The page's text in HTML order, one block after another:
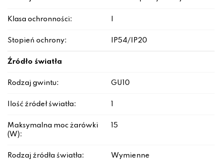
Klasa ochronności:
Stopień ochrony: IP54/IP20
Źródło światła
Rodzaj gwintu: GU10
Ilość źródeł światła:
Maksymalna moc żarówki
(W):
15
Rodzaj źródła światła: Wymienne